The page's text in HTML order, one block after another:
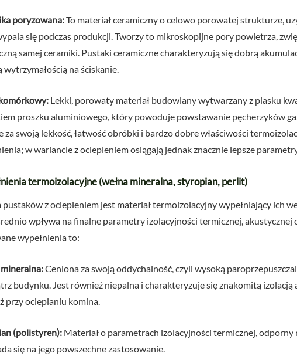
poryzowana:To materiał ceramiczny o celowo porowatej strukturze,
się podczas produkcji. Tworzy to mikroskopijne pory powietrza,
samej ceramiki. Pustaki ceramiczne charakteryzują się dobrą
wytrzymałością na ściskanie.
Lekki, porowaty materiał budowlany wytwarzany z piasku
proszku aluminiowego, który powoduje powstawanie pęcherzyków
za swoją lekkość, łatwość obróbki i bardzo dobre właściwości
w wariancie z ociepleniem osiągają jednak znacznie lepsze
termoizolacyjne (wełna mineralna, styropian, perlit)
pustaków z ociepleniem jest materiał termoizolacyjny wypełniający ich
wpływa na finalne parametry izolacyjności termicznej, akustycznej
wypełnienia to:
Ceniona za swoją oddychalność, czyli wysoką
budynku. Jest również niepalna i charakteryzuje się znakomitą izolacją
przy ocieplaniu komina.
(polistyren): Materiał o parametrach izolacyjności termicznej, odporny
się na jego powszechne zastosowanie.